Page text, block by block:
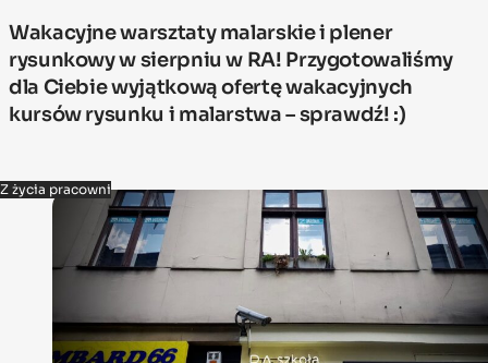
Wakacyjne warsztaty malarskie i plener
rysunkowy w sierpniu w RA! Przygotowaliśmy
dla Ciebie wyjątkową ofertę wakacyjnych
kursów rysunku i malarstwa – sprawdź! :)
Z życia pracowni